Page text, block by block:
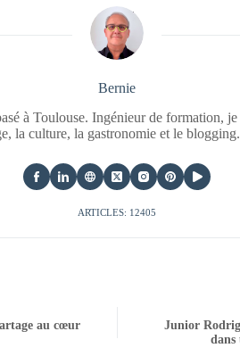
Bernie
à Toulouse. Ingénieur de formation,
la culture, la gastronomie et le
ARTICLES: 12405
au cœur
Junior
dans